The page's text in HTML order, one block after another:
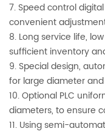
7. Speed control
convenient
8. Long service life,
sufficient inventory
9. Special design,
for large diameter
10. Optional PLC
diameters, to ensure
11. Using semi-